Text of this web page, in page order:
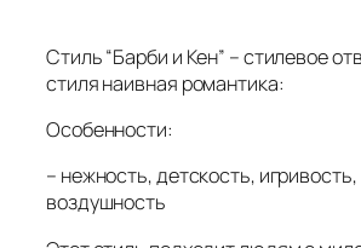
Стиль “Барби и Кен” – стилевое
стиля наивная романтика:
Особенности:
– нежность, детскость,
воздушность